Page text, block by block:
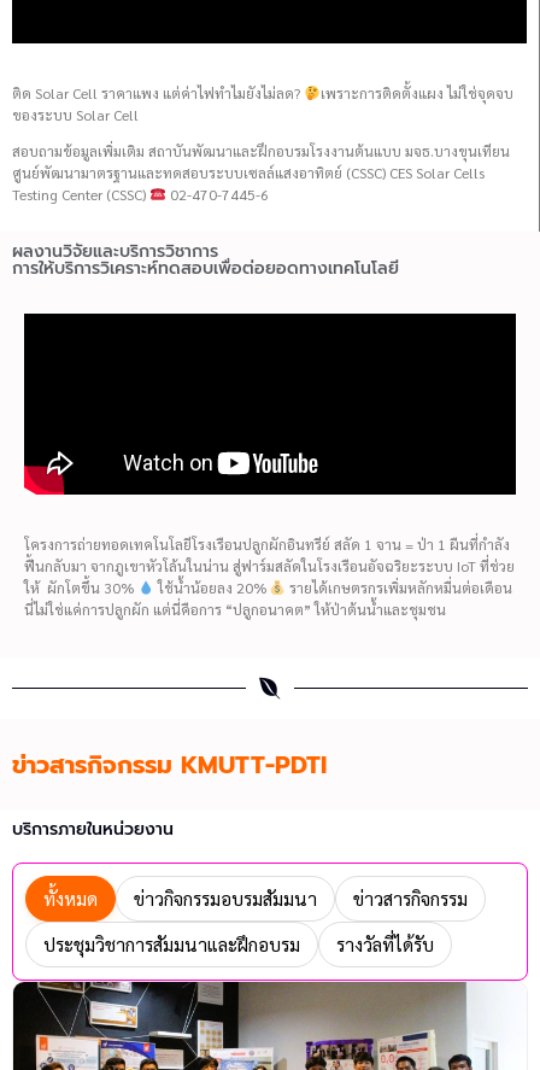
ติด Solar Cell ราคาแพง แต่ค่าไฟทำไมยังไม่ลด?
เพราะการติดตั้งแผง ไม่ใช่จุดจบ
ของระบบ Solar Cell
สอบถามข้อมูลเพิ่มเติม สถาบันพัฒนาและฝึกอบรมโรงงานต้นแบบ มจธ.บางขุนเทียน
ศูนย์พัฒนามาตรฐานและทดสอบระบบเซลล์แสงอาทิตย์ (CSSC) CES Solar Cells
Testing Center (CSSC)
02-470-7445-6
ผลงานวิจัยและบริการวิชาการ
การให้บริการวิเคราะห์ทดสอบเพื่อต่อยอดทางเทคโนโลยี
โครงการถ่ายทอดเทคโนโลยีโรงเรือนปลูกผักอินทรีย์ สลัด 1 จาน = ป่า 1 ผืนที่กำลัง
ฟื้นกลับมา จากภูเขาหัวโล้นในน่าน สู่ฟาร์มสลัดในโรงเรือนอัจฉริยะระบบ IoT ที่ช่วย
ให้ ผักโตขึ้น 30%
ใช้น้ำน้อยลง 20%
รายได้เกษตรกรเพิ่มหลักหมื่นต่อเดือน
นี่ไม่ใช่แค่การปลูกผัก แต่นี่คือการ “ปลูกอนาคต” ให้ป่าต้นน้ำและชุมชน
ข่าวสารกิจกรรม KMUTT-PDTI
บริการภายในหน่วยงาน
ทั้งหมด ข่าวกิจกรรมอบรมสัมมนา
ข่าวสารกิจกรรม
ประชุมวิชาการสัมมนาและฝึกอบรม
รางวัลที่ได้รับ